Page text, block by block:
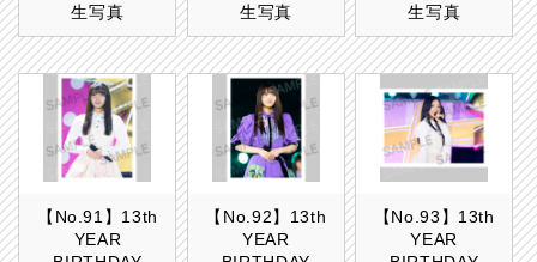
生写真
生写真
生写真
【No.91】13th
YEAR
【No.92】13th
YEAR
【No.93】13th
YEAR